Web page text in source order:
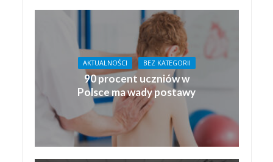
AKTUALNOŚCI BEZ KATEGORII
90 procent uczniów w
Polsce ma wady postawy